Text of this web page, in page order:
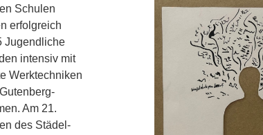
Schulen
erfolgreich
Jugendliche
intensiv mit
Werktechniken
Am 21.
des Städel-